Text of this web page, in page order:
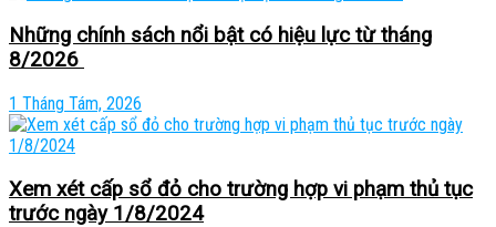
Những chính sách nổi bật có hiệu lực từ tháng
8/2026
1 Tháng Tám, 2026
Xem xét cấp sổ đỏ cho trường hợp vi phạm thủ tục
trước ngày 1/8/2024